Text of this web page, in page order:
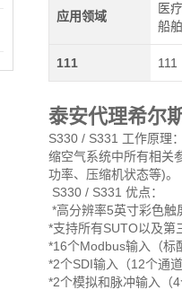
应用领域
医
船舶
111 111
泰安代理希尔
S330 / S3​31 工作原理
缩空气系统中所有相关
功率、压缩机状态等)。
S330 / S331 优点：
*高分辨率5英寸彩色触
*支持所有SUTO以及第
*16个Modbus输入（标
*2个SDI输入（12个通
*2个模拟和脉冲输入（